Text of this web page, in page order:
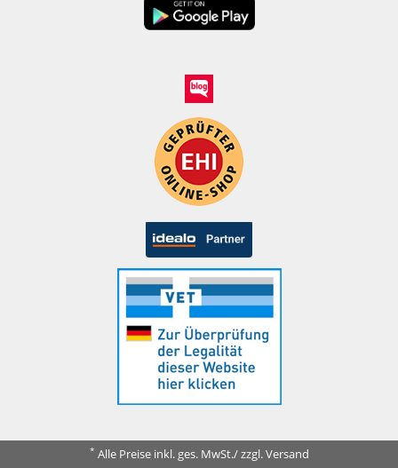
* Alle Preise inkl. ges. MwSt./ zzgl. Versand